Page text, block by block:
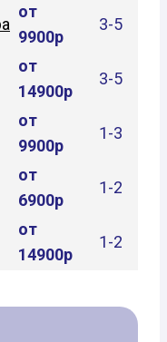
от
9900р
3-5
от
14900р
3-5
от
9900р
1-3
от
6900р
1-2
от
14900р
1-2